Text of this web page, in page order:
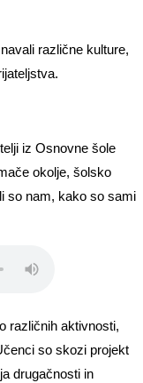
različne kulture,
iz Osnovne šole
okolje, šolsko
so nam, kako so sami
različnih aktivnosti,
so skozi projekt
drugačnosti in